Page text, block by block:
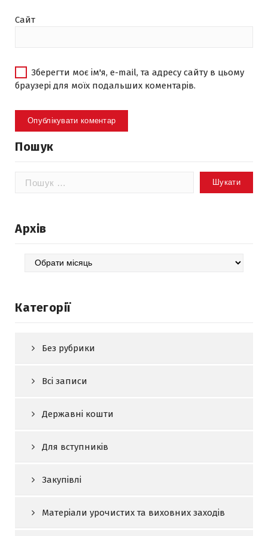
Сайт
Зберегти моє ім'я, e-mail, та адресу сайту в цьому
браузері для моїх подальших коментарів.
Пошук
Пошук:
Архів
Архів
Категорії
Без рубрики
Всі записи
Державні кошти
Для вступників
Закупівлі
Матеріали урочистих та виховних заходів